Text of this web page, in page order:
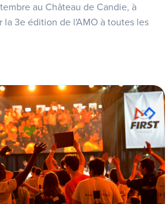
au Château de Candie, à
la 3e édition de l'AMO à toutes les